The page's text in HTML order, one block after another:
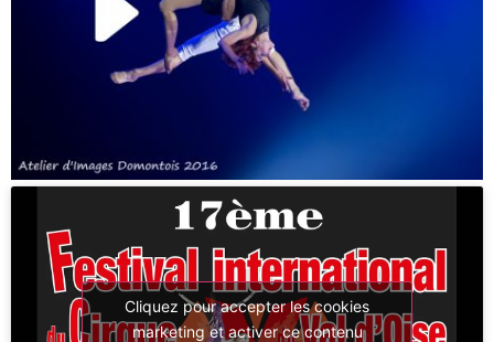
Cliquez pour accepter les cookies
marketing et activer ce contenu